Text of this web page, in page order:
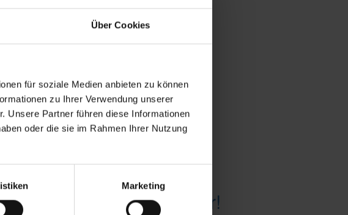
Über Cookies
für soziale Medien anbieten zu können
zu Ihrer Verwendung unserer
Unsere Partner führen diese Informationen
oder die sie im Rahmen Ihrer Nutzung
Marketing
für Kinder und Einsteiger!